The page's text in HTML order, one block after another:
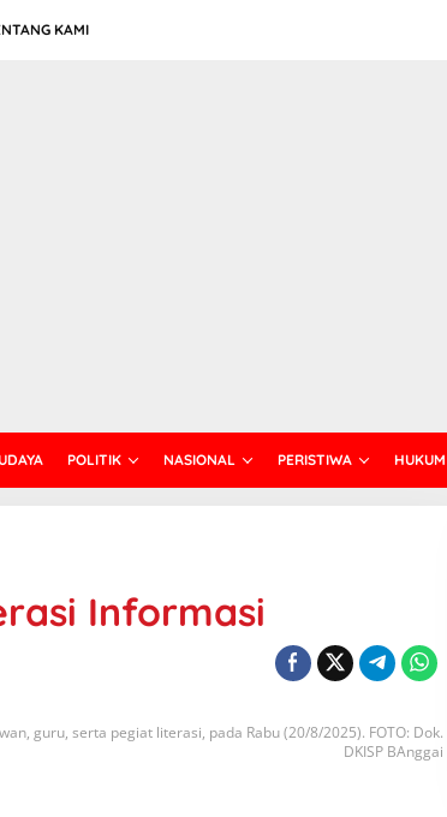
KAMI
POLITIK NASIONAL PERISTIWA
Informasi
guru, serta pegiat literasi, pada Rabu (20/8/2025). FOTO: Dok.
DKISP BAnggai